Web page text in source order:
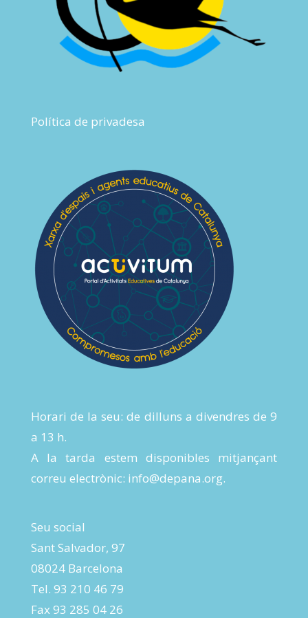
Política de privadesa
Horari de la seu: de dilluns a divendres de 9
a 13 h.
A la tarda estem disponibles mitjançant
correu electrònic: info@depana.org.
Seu social
Sant Salvador, 97
08024 Barcelona
Tel. 93 210 46 79
Fax 93 285 04 26